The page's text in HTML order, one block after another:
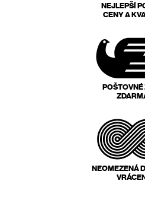
NEJLEPŠÍ
CENY A
POŠTOVNÉ
NEOMEZENÁ